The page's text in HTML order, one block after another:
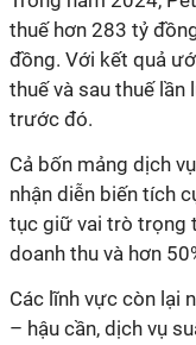
thuế hơn 283 tỷ
đồng. Với kết quả
thuế và sau thuế lần
trước đó.
Cả bốn mảng dịch
nhận diễn biến tích
tục giữ vai trò trọng
doanh thu và hơn
Các lĩnh vực còn lại
– hậu cần, dịch vụ